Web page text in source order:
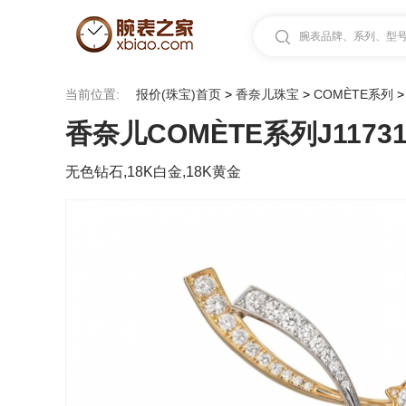
腕表品牌、系列、型
当前位置: 报价(珠宝)首页 > 香奈儿珠宝 > COMÈTE系列
香奈儿COMÈTE系列
无色钻石,18K白金,18K黄金